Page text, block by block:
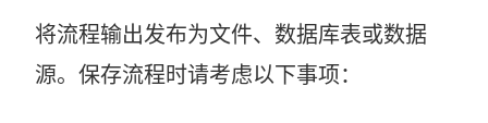
将流程输出发布为文件、数据库表或数据
源。保存流程时请考虑以下事项：